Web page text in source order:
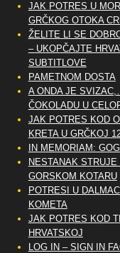
JAK POTRES U
GRČKOG OTOKA
ŽELITE LI SE
– UKOPČAJTE
SUBTITLOVE
PAMETNOM DOSTA
A ONDA JE
ČOKOLADU U
JAK POTRES KOD
KRETA U GRČKOJ
IN MEMORIAM:
NESTANAK STRUJE
GORSKOM KOTARU
POTRESI U
KOMETA
JAK POTRES KOD
HRVATSKOJ
LOG IN – SIGN IN